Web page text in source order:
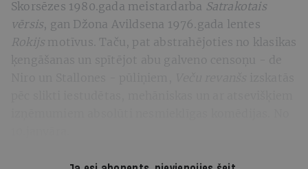
Skorsēzes 1980.gada meistardarba Satrakotais
vērsis, gan Džona Avildsena 1976.gada lentes
Rokijs motīvus. Taču, pat abstrahējoties no klasikas
ķengāšanas un spītējot abu galveno censoņu - de